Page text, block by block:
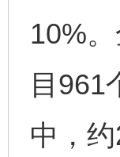
10%
目961
中，